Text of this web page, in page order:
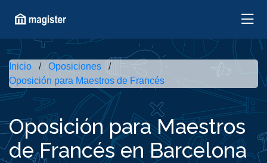
Inicio
Oposiciones
Oposición para Maestros de Francés
Oposición para Maestros
de Francés en Barcelona